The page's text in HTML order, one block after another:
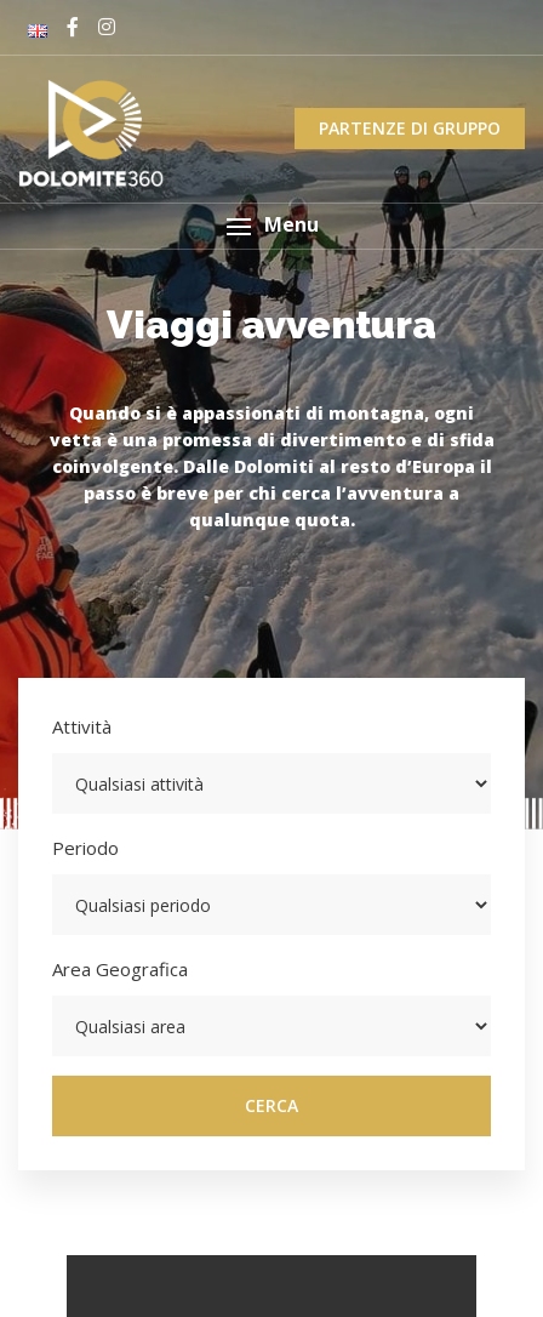
PARTENZE DI GRUPPO
Menu
Viaggi avventura
Quando si è appassionati di montagna, ogni
vetta è una promessa di divertimento e di sfida
coinvolgente. Dalle Dolomiti al resto d’Europa il
passo è breve per chi cerca l’avventura a
qualunque quota.
Viaggi avventura
Quando si è appassionati di montagna, ogni
vetta è una promessa di divertimento e di sfida
coinvolgente. Dalle Dolomiti al resto d’Europa il
passo è breve per chi cerca l’avventura a
qualunque quota.
Attività
Periodo
Area Geografica